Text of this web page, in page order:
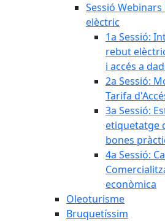
Sessió
elèctric
1a Sessió:
rebut
i accés a
2a Sessió:
Tarifa
3a Sessió:
etiquetatge
bones
4a Sessió:
econòmica
Oleoturisme
Bruquetíssim